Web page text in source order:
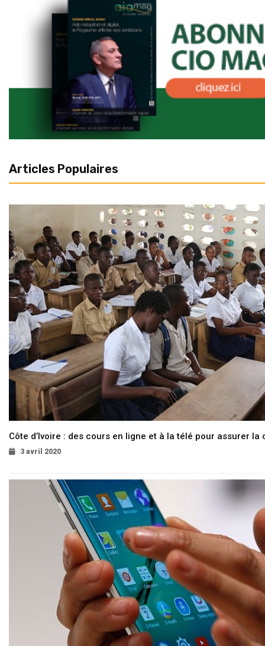
Articles Populaires
Côte d’Ivoire : des cours en ligne et à la télé pour assurer la
3 avril 2020